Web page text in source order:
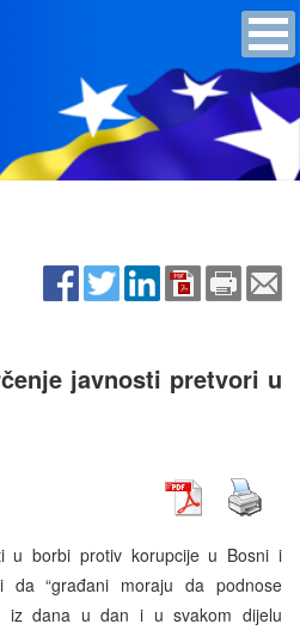
javnosti pretvori u
u borbi protiv korupcije u Bosni i
da “građani moraju da podnose
iz dana u dan i u svakom dijelu